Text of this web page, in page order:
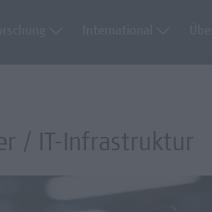
/ IT-Infrastruktur